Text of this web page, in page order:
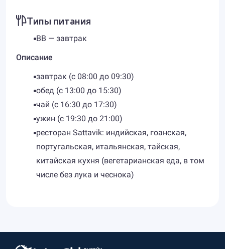
Типы питания
BB — завтрак
Описание
завтрак (с 08:00 до 09:30)
обед (с 13:00 до 15:30)
чай (с 16:30 до 17:30)
ужин (с 19:30 до 21:00)
ресторан Sattavik: индийская, гоанская,
португальская, итальянская, тайская,
китайская кухня (вегетарианская еда, в том
числе без лука и чеснока)